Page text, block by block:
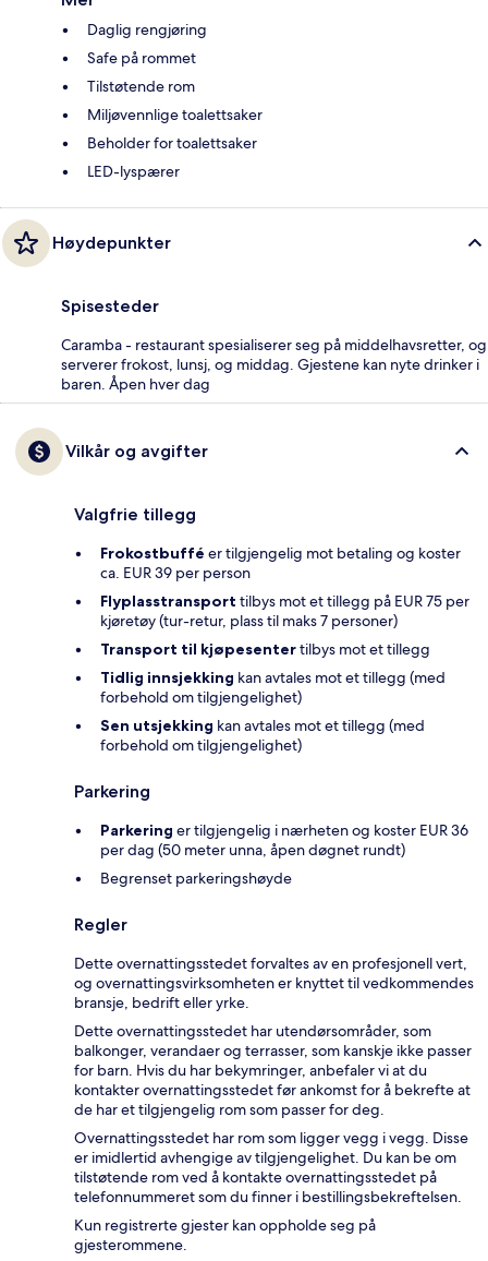
Daglig rengjøring
Safe på rommet
Tilstøtende rom
Miljøvennlige toalettsaker
Beholder for toalettsaker
LED-lyspærer
Høydepunkter
Spisesteder
Caramba - restaurant spesialiserer seg på middelhavsretter, og
serverer frokost, lunsj, og middag. Gjestene kan nyte drinker i
baren. Åpen hver dag
Vilkår og avgifter
Valgfrie tillegg
Frokostbuffé er tilgjengelig mot betaling og koster
ca. EUR 39 per person
Flyplasstransport tilbys mot et tillegg på EUR 75 per
kjøretøy (tur-retur, plass til maks 7 personer)
Transport til kjøpesentertilbys mot et tillegg
Tidlig innsjekking kan avtales mot et tillegg (med
forbehold om tilgjengelighet)
Sen utsjekking kan avtales mot et tillegg (med
forbehold om tilgjengelighet)
Parkering
Parkering er tilgjengelig i nærheten og koster EUR 36
per dag (50 meter unna, åpen døgnet rundt)
Begrenset parkeringshøyde
Regler
Dette overnattingsstedet forvaltes av en profesjonell vert,
og overnattingsvirksomheten er knyttet til vedkommendes
bransje, bedrift eller yrke.
Dette overnattingsstedet har utendørsområder, som
balkonger, verandaer og terrasser, som kanskje ikke passer
for barn. Hvis du har bekymringer, anbefaler vi at du
kontakter overnattingsstedet før ankomst for å bekrefte at
de har et tilgjengelig rom som passer for deg.
Overnattingsstedet har rom som ligger vegg i vegg. Disse
er imidlertid avhengige av tilgjengelighet. Du kan be om
tilstøtende rom ved å kontakte overnattingsstedet på
telefonnummeret som du finner i bestillingsbekreftelsen.
Kun registrerte gjester kan oppholde seg på
gjesterommene.